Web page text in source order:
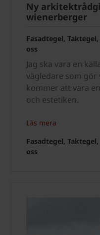
Ny
wienerberger
Fasadtegel,
oss
Jag ska vara en
vägledare som gör
kommer att vara
och estetiken.
Läs mera
Fasadtegel,
oss